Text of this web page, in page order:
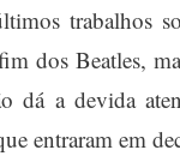
trabalhos
dos Beatles,
dá a devida
entraram em